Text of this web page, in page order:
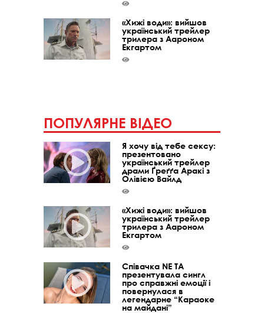
«Хижі води»: вийшов
український трейлер
трилера з Аароном
Екгартом
ПОПУЛЯРНЕ ВІДЕО
Я хочу від тебе сексу:
презентовано
український трейлер
драми Ґреґґа Аракі з
Олівією Вайлд
«Хижі води»: вийшов
український трейлер
трилера з Аароном
Екгартом
Співачка NE TA
презентувала сингл
про справжні емоції і
повернулася в
легендарне “Караоке
на майдані”